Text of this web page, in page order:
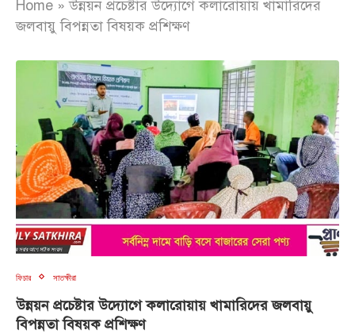
Home »উন্নয়ন প্রচেষ্টার উদ্যোগে কলারোয়ায় খামারিদের
জলবায়ু বিপন্নতা বিষয়ক প্রশিক্ষণ
ফিচার সাতক্ষীরা
উন্নয়ন প্রচেষ্টার উদ্যোগে কলারোয়ায় খামারিদের জলবায়ু
বিপন্নতা বিষয়ক প্রশিক্ষণ